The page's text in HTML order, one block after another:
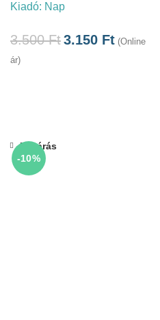
Kiadó: Nap
3.500Ft3.150 Ft (Online
ár)
-10%
Bezárás